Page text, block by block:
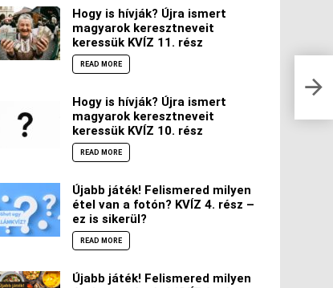
Hogy is hívják? Újra ismert
magyarok keresztneveit
keressük KVÍZ 11. rész
READ MORE
Hogy is hívják? Újra ismert
magyarok keresztneveit
keressük KVÍZ 10. rész
READ MORE
Újabb játék! Felismered milyen
étel van a fotón? KVÍZ 4. rész –
ez is sikerül?
READ MORE
Újabb játék! Felismered milyen